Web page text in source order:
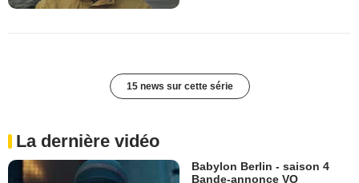
15 news sur cette série
La dernière vidéo
Babylon Berlin - saison 4
Bande-annonce VO